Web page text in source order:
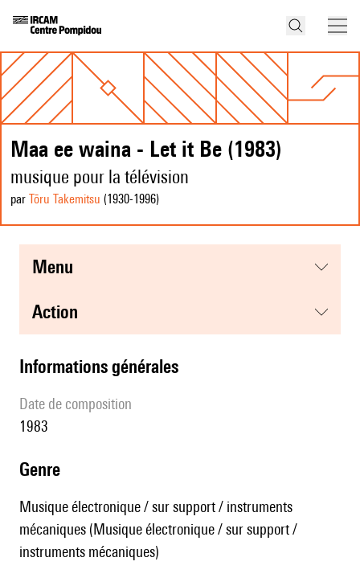
Maa ee waina - Let it Be (1983)
musique pour la télévision
par Tōru Takemitsu (1930-1996)
menu
action
informations générales
date de composition
1983
genre
Musique électronique / sur support / instruments
mécaniques (Musique électronique / sur support /
instruments mécaniques)